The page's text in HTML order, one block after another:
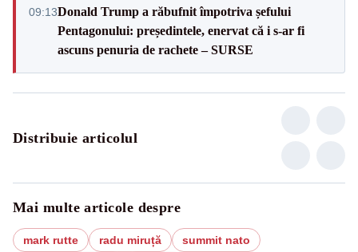
09:13Donald Trump a răbufnit împotriva șefului
Pentagonului: președintele, enervat că i s-ar fi
ascuns penuria de rachete – SURSE
Distribuie articolul
Mai multe articole despre
mark rutte radu miruță
summit nato